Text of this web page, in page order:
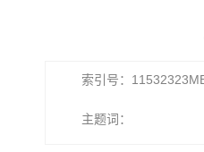
索引号：
主题词：